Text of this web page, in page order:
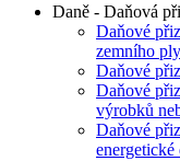
Daně - Daňová
Daňové
zemního
Daňové
Daňové
výrobků
Daňové